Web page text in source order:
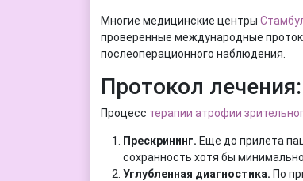
Многие медицинские центры
проверенные международные
послеоперационного наблюдения.
Протокол
Процесс терапии атрофии
Прескрининг. Еще до прилета
сохранность хотя бы
Углубленная диагностика. По